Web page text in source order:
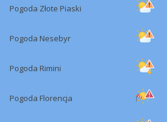
Pogoda Złote Piaski
Pogoda Nesebyr
Pogoda Rimini
Pogoda Florencja